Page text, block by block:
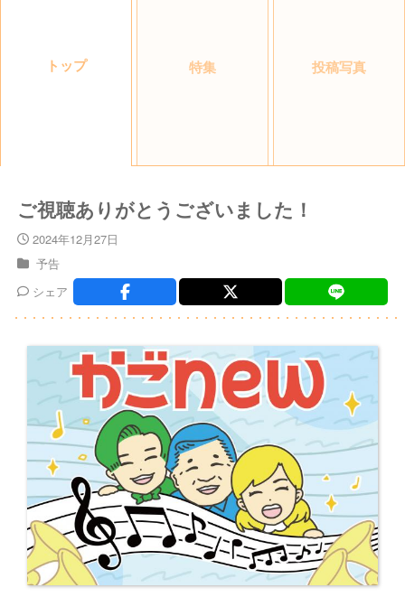
トップ 特集 投稿写真
ご視聴ありがとうございました！
2024年12月27日
予告
シェア